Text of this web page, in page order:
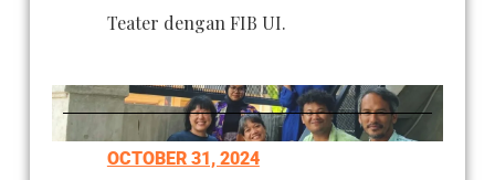
Teater dengan FIB UI.
OCTOBER 31, 2024